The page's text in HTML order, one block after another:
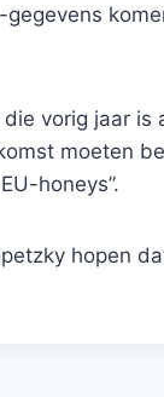
gegevens
die vorig jaar
moeten
honeys”.
hopen